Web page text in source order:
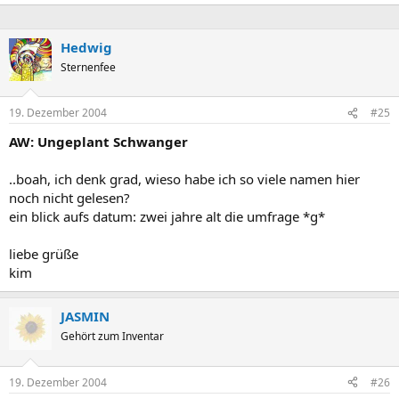
Hedwig
Sternenfee
19. Dezember 2004 #25
AW: Ungeplant Schwanger
..boah, ich denk grad, wieso habe ich so viele namen hier
noch nicht gelesen?
ein blick aufs datum: zwei jahre alt die umfrage *g*
liebe grüße
kim
JASMIN
Gehört zum Inventar
19. Dezember 2004 #26